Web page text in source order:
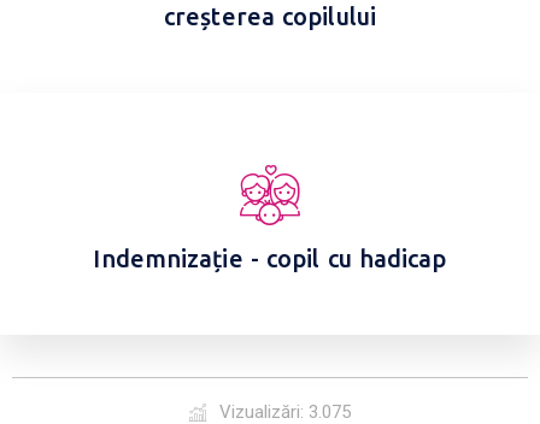
creșterea copilului
Indemnizație - copil cu hadicap
Vizualizări: 3.075